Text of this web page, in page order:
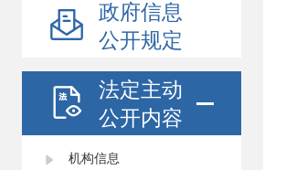
政府信息
公开规定
法定主动
公开内容
机构信息